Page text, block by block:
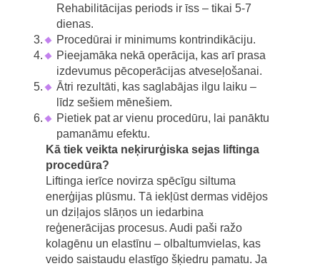
Rehabilitācijas periods ir īss – tikai 5-7
dienas.
Procedūrai ir minimums kontrindikāciju.
Pieejamāka nekā operācija, kas arī prasa
izdevumus pēcoperācijas atveseļošanai.
Ātri rezultāti, kas saglabājas ilgu laiku –
līdz sešiem mēnešiem.
Pietiek pat ar vienu procedūru, lai panāktu
pamanāmu efektu.
Kā tiek veikta neķirurģiska sejas liftinga
procedūra?
Liftinga ierīce novirza spēcīgu siltuma
enerģijas plūsmu. Tā iekļūst dermas vidējos
un dziļajos slāņos un iedarbina
reģenerācijas procesus. Audi paši ražo
kolagēnu un elastīnu – olbaltumvielas, kas
veido saistaudu elastīgo šķiedru pamatu. Ja